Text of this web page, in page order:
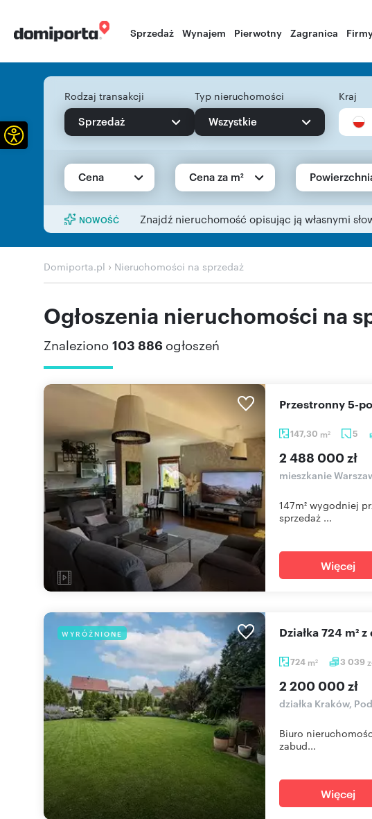
Sprzedaż Wynajem Pierwotny Zagranica
Rodzaj transakcji
Sprzedaż
Typ nieruchomości
Wszystkie
Kraj
Cena Cena za m²
NOWOŚĆ Znajdź nieruchomość opisując ją własnymi
Domiporta.pl › Nieruchomości na sprzedaż
Ogłoszenia nieruchomości na
Znaleziono 103 886 ogłoszeń
147,30 m2 5
Przestronny 5-
2 488 000 zł
mieszkanie
147m² wygodniej
sprzedaż ...
Więcej
WYRÓŻNIONE
724 m2 3 039
Działka 724
2 200 000 zł
działka Kraków,
Biuro
zabud...
Więcej
Otwórz pasek narzędzi